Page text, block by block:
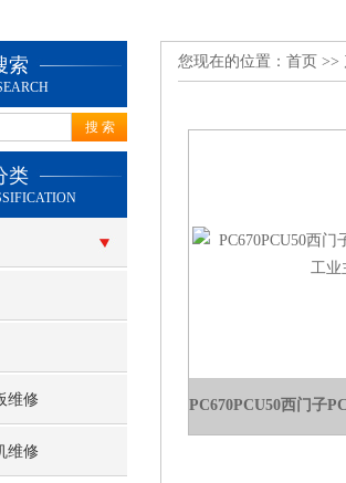
索
类
维修
维修
您现在的位置： 首页 >>